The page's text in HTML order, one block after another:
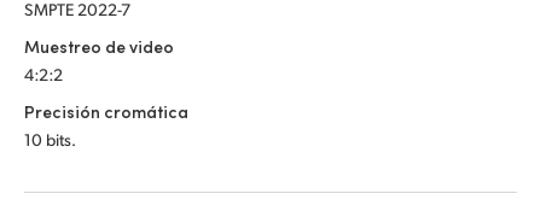
SMPTE 2022-7
Muestreo de video
4:2:2
Precisión cromática
10 bits.